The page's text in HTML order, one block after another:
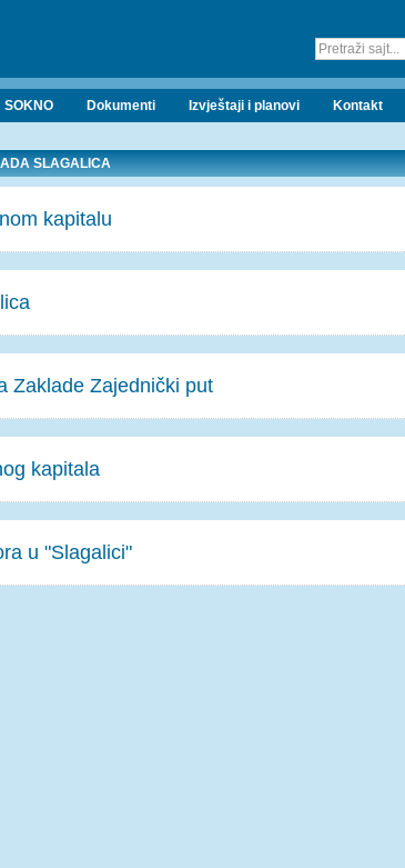
SOKNO Dokumenti Izvještaji i planovi Kontakt
SLAGALICA
kapitalu
Zaklade Zajednički put
kapitala
u "Slagalici"